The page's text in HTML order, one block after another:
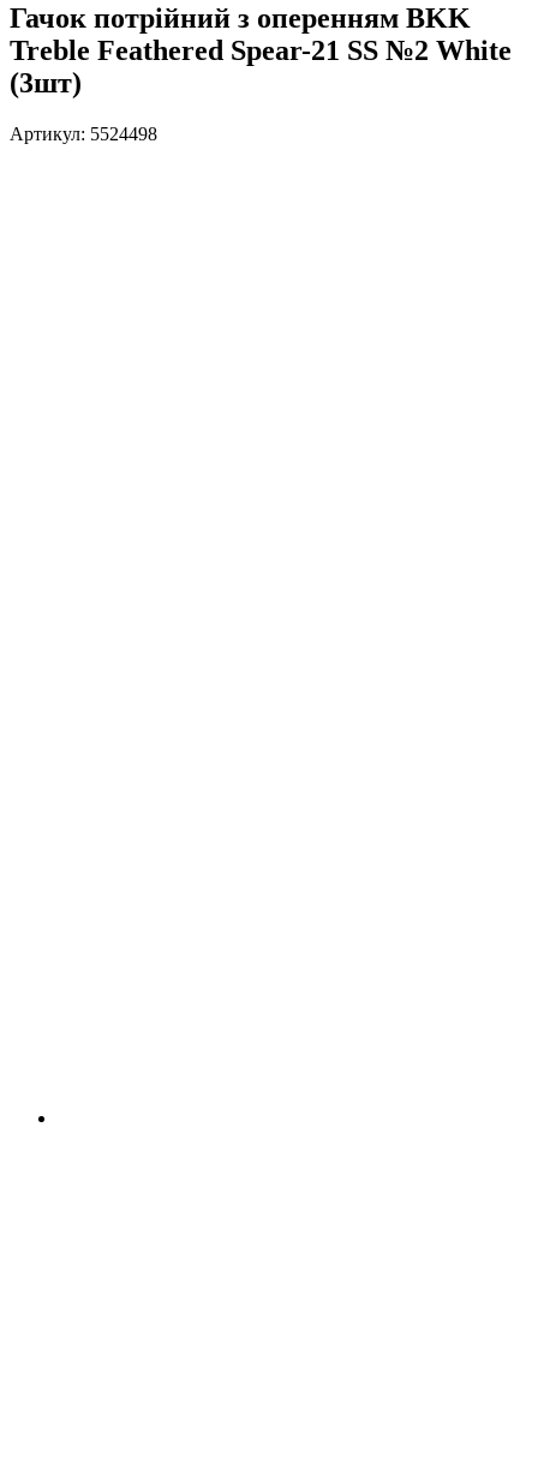
Гачок потрійний з оперенням BKK
Treble Feathered Spear-21 SS №2 White
(3шт)
Артикул: 5524498